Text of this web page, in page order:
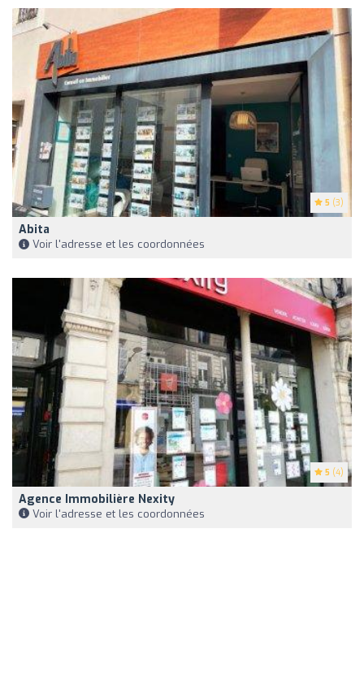
5 (3)
Abita
Voir l'adresse et les coordonnées
5 (4)
Agence Immobilière Nexity
Voir l'adresse et les coordonnées